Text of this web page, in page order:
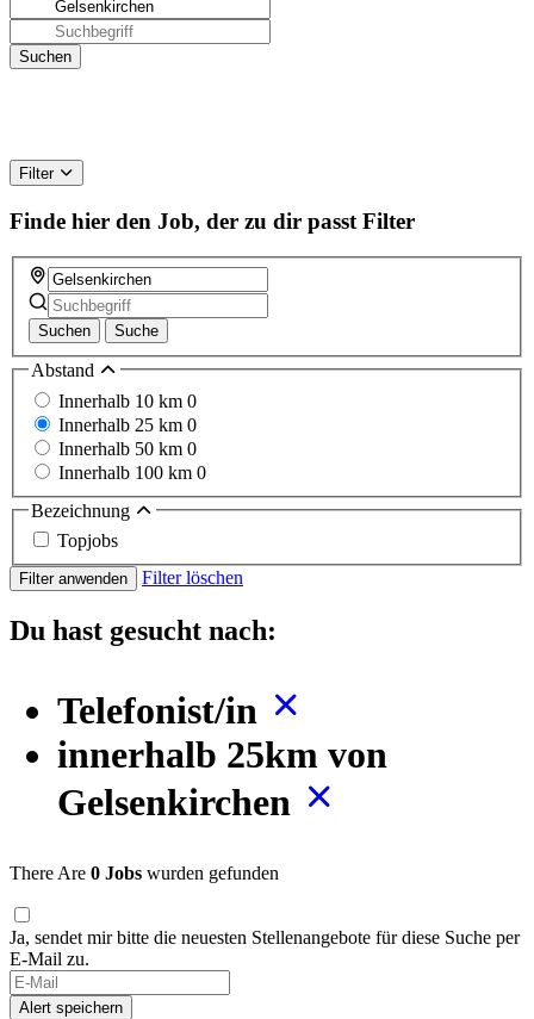
Filter
Finde hier den Job, der zu dir passt Filter
Suchen Suche
Abstand
Innerhalb 10 km 0
Innerhalb 25 km 0
Innerhalb 50 km 0
Innerhalb 100 km 0
Bezeichnung
Topjobs
Filter anwenden Filter löschen
Du hast gesucht nach:
Telefonist/in
innerhalb 25km von
Gelsenkirchen
There Are 0 Jobs wurden gefunden
Ja, sendet mir bitte die neuesten Stellenangebote für diese Suche per
E-Mail zu.
Alert speichern